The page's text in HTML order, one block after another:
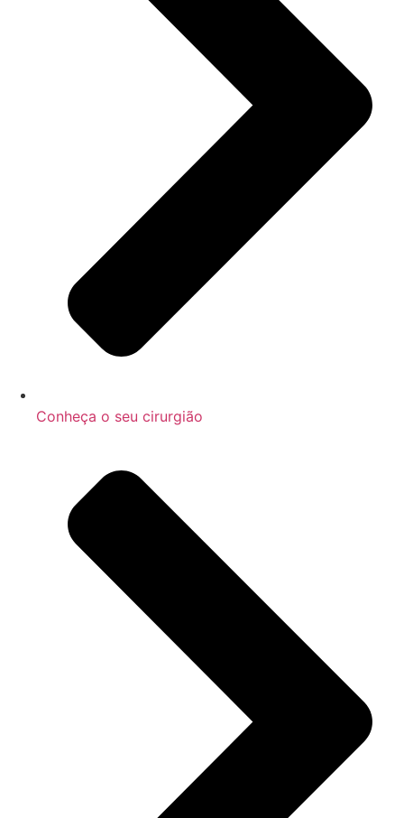
Conheça o seu cirurgião